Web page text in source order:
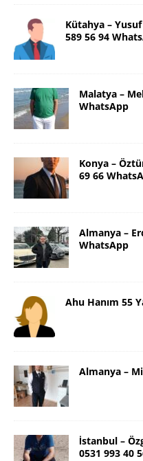
Kütahya – Yusuf
589 56 94
Malatya –
WhatsApp
Konya –
69 66
Almanya –
WhatsApp
Ahu Hanım 55
Almanya –
İstanbul –
0531 993 40